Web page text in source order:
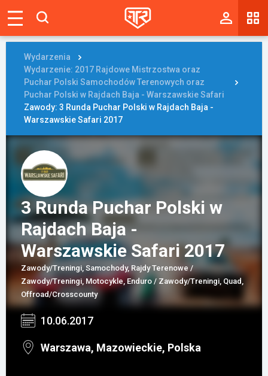
Tablica
Wyniki
Blogi
Galerie
Wydarzenia
Giełda
Ranking
Zaloguj się
Załóż konto
Wydarzenia
Wydarzenie: 2017 Rajdowe Mistrzostwa oraz
Puchar Polski Samochodów Terenowych oraz
Puchar Polski w Rajdach Baja - Warszawskie Safari
Zawody: 3 Runda Puchar Polski w Rajdach Baja -
Warszawskie Safari 2017
3 Runda Puchar Polski w
Rajdach Baja -
Warszawskie Safari 2017
Zawody/Treningi, Samochody, Rajdy Terenowe /
Zawody/Treningi, Motocykle, Enduro / Zawody/Treningi, Quad,
Offroad/Crosscounty
10.06.2017
Warszawa, Mazowieckie, Polska